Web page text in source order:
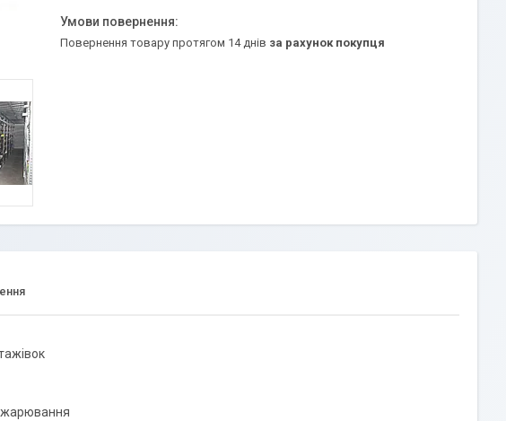
повернення товару протягом 14 днів за рахунок покупця